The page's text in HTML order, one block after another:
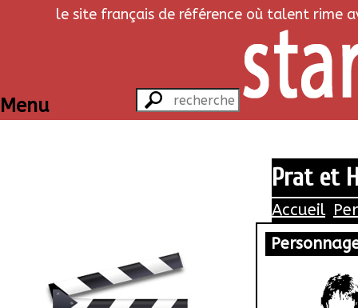
le site français de référence où talent rime
Menu
Prat et
Accueil